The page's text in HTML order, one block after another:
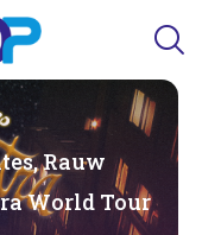
Rauw
World Tour